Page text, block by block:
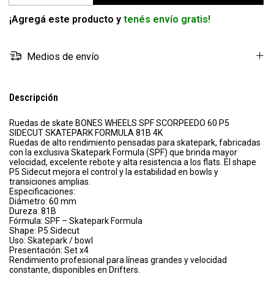
¡Agregá este producto y tenés envío gratis!
Medios de envío
Descripción
Ruedas de skate BONES WHEELS SPF SCORPEEDO 60 P5
SIDECUT SKATEPARK FORMULA 81B 4K
Ruedas de alto rendimiento pensadas para skatepark, fabricadas
con la exclusiva Skatepark Formula (SPF) que brinda mayor
velocidad, excelente rebote y alta resistencia a los flats. El shape
P5 Sidecut mejora el control y la estabilidad en bowls y
transiciones amplias.
Especificaciones:
Diámetro: 60 mm
Dureza: 81B
Fórmula: SPF – Skatepark Formula
Shape: P5 Sidecut
Uso: Skatepark / bowl
Presentación: Set x4
Rendimiento profesional para líneas grandes y velocidad
constante, disponibles en Drifters.